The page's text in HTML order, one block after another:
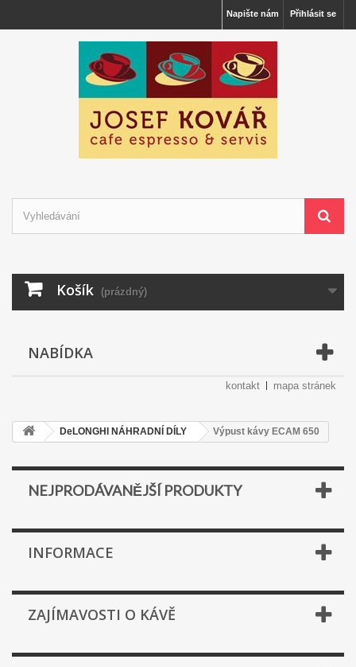
Přihlásit se
Napište nám
Košík (prázdný)
NABÍDKA
kontakt mapa stránek
DeLONGHI NÁHRADNÍ DÍLY Výpust kávy ECAM 650
NEJPRODÁVANĚJŠÍ PRODUKTY
INFORMACE
ZAJÍMAVOSTI O KÁVĚ